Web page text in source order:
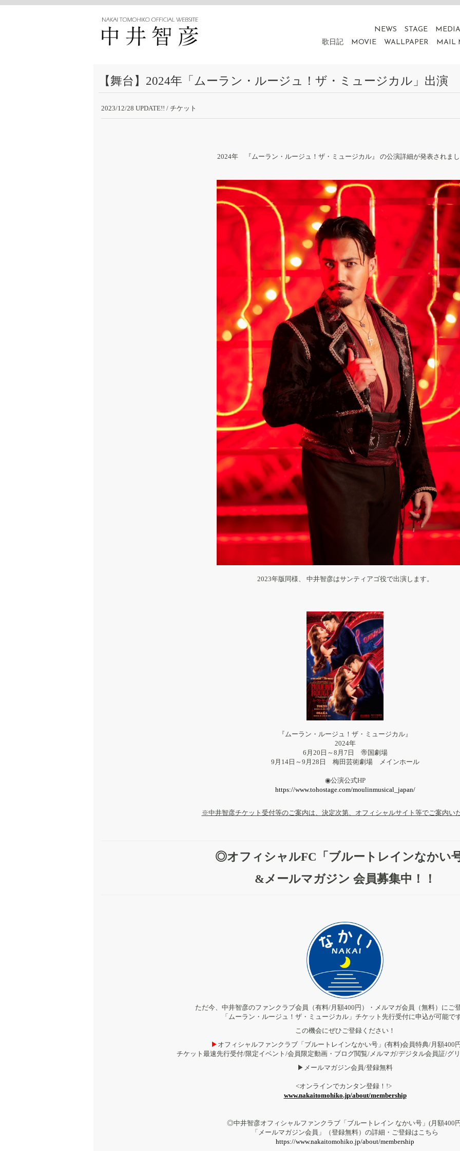
NEWS STAGE MEDIA
歌日記
MOVIE WALLPAPER MAIL
【舞台】2024年「ムーラン・ルージュ！ザ・ミュージカル」出演
2023/12/28 UPDATE!! / チケット
2024年 『ムーラン・ルージュ！ザ・ミュージカル』 の公演詳細が発表されまし
2023年版同様、 中井智彦はサンティアゴ役で出演します。
『ムーラン・ルージュ！ザ・ミュージカル』
2024年
6月20日～8月7日 帝国劇場
9月14日～9月28日 梅田芸術劇場 メインホール
◉公演公式HP
https://www.tohostage.com/moulinmusical_japan/
※中井智彦チケット受付等のご案内は、決定次第、オフィシャルサイト等でご案内いた
◎オフィシャルFC「ブルートレインなかい号
&メールマガジン 会員募集中！！
ただ今、中井智彦のファンクラブ会員（有料/月額400円）・メルマガ会員（無料）にご
「ムーラン・ルージュ！ザ・ミュージカル」チケット先行受付に申込が可能で
この機会にぜひご登録ください！
▶︎ オフィシャルファンクラブ「ブルートレインなかい号」(有料)会員特典/月額400
チケット最速先行受付/限定イベント/会員限定動画・ブログ閲覧/メルマガ/デジタル会員証/グ
▶︎メールマガジン会員/登録無料
<オンラインでカンタン登録！!>
www.nakaitomohiko.jp/about/membership
◎中井智彦オフィシャルファンクラブ「ブルートレイン なかい号」(月額400
「メールマガジン会員」（登録無料）の詳細・ご登録はこちら
https://www.nakaitomohiko.jp/about/membership